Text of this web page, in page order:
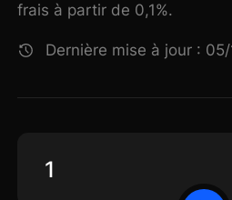
frais à partir de 0,1%.
Dernière mise à jour :